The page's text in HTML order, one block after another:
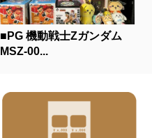
■PG 機動戦士Zガンダム
MSZ-00...